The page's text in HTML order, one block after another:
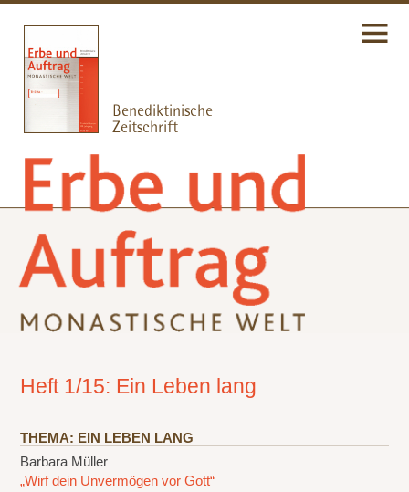
Heft 1/15: Ein Leben lang
THEMA: EIN LEBEN LANG
Barbara Müller
„Wirf dein Unvermögen vor Gott“